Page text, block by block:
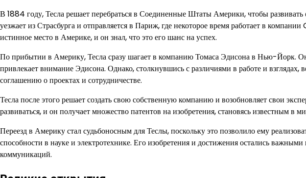
В 1884 году, Тесла решает перебраться в Соединенные Штаты Америки, чтобы
уезжает из Страсбурга и отправляется в Париж, где некоторое время работает в
истинное место в Америке, и он знал, что это его шанс на успех.
По прибытии в Америку, Тесла сразу шагает в компанию Томаса Эдисона в Нью-Йорк.
привлекает внимание Эдисона. Однако, столкнувшись с различиями в работе и
соглашению о проектах и сотрудничестве.
Тесла после этого решает создать свою собственную компанию и возобновляет свои
развиваться, и он получает множество патентов на изобретения, становясь известным в
Переезд в Америку стал судьбоносным для Теслы, поскольку это позволило ему
способности в науке и электротехнике. Его изобретения и достижения остались
коммуникаций.